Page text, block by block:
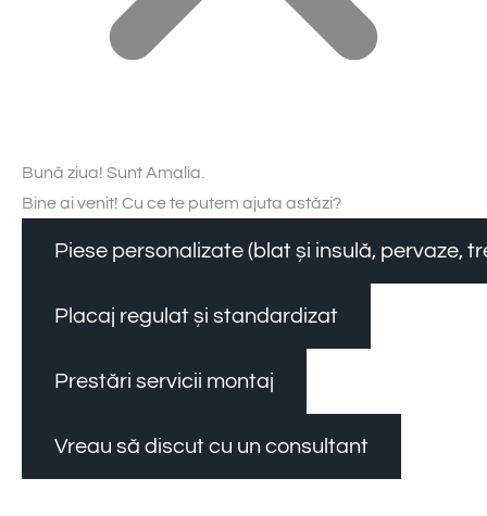
Bună ziua! Sunt Amalia.
Bine ai venit! Cu ce te putem ajuta astăzi?
Piese personalizate (blat și insulă, pervaze,
Placaj regulat și standardizat
Prestări servicii montaj
Vreau să discut cu un consultant